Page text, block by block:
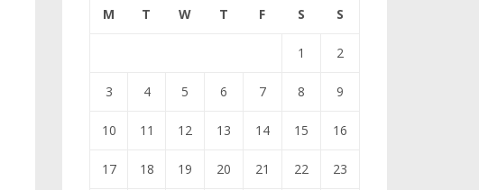
M T W T F S S
1 2
3 4 5 6 7 8 9
10 11 12 13 14 15 16
17 18 19 20 21 22 23